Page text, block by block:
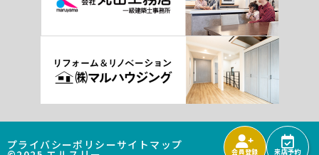
会員登録 来店予約
プライバシーポリシーサイトマップ